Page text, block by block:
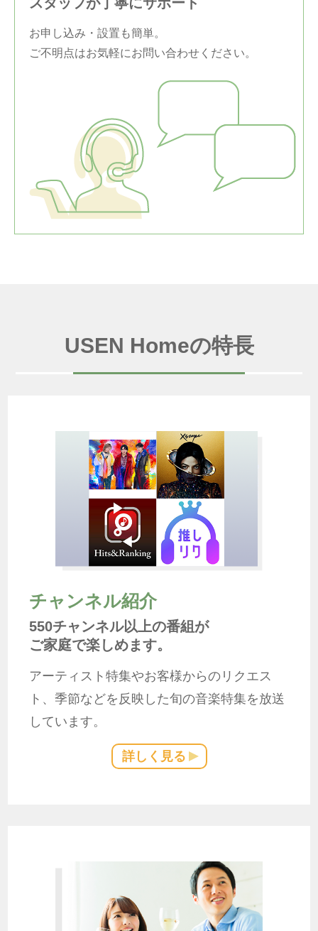
お申し込み・設置も簡単。
ご不明点はお気軽にお問い合わせください。
USEN Homeの特長
チャンネル紹介
550チャンネル以上の番組が
ご家庭で楽しめます。
アーティスト特集やお客様からのリクエス
ト、季節などを反映した旬の音楽特集を放送
しています。
詳しく見る